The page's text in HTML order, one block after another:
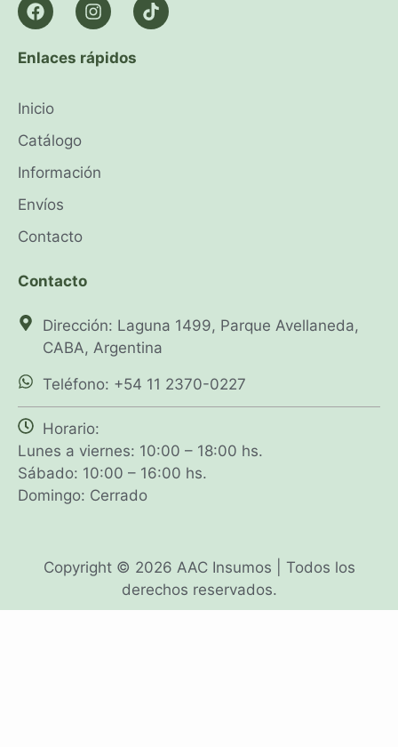
Enlaces rápidos
Inicio
Catálogo
Información
Envíos
Contacto
Contacto
Dirección: Laguna 1499, Parque Avellaneda,
CABA, Argentina
Teléfono: +54 11 2370-0227
Horario:
Lunes a viernes: 10:00 – 18:00 hs.
Sábado: 10:00 – 16:00 hs.
Domingo: Cerrado
Copyright © 2026 AAC Insumos | Todos los
derechos reservados.